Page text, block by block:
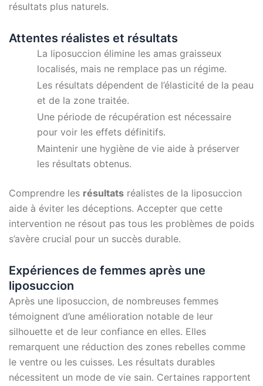
résultats plus naturels.
Attentes réalistes et résultats
La liposuccion élimine les amas graisseux
localisés, mais ne remplace pas un régime.
Les résultats dépendent de l’élasticité de la peau
et de la zone traitée.
Une période de récupération est nécessaire
pour voir les effets définitifs.
Maintenir une hygiène de vie aide à préserver
les résultats obtenus.
Comprendre les résultatsréalistes de la liposuccion
aide à éviter les déceptions. Accepter que cette
intervention ne résout pas tous les problèmes de poids
s’avère crucial pour un succès durable.
Expériences de femmes après une
liposuccion
Après une liposuccion, de nombreuses femmes
témoignent d’une amélioration notable de leur
silhouette et de leur confiance en elles. Elles
remarquent une réduction des zones rebelles comme
le ventre ou les cuisses. Les résultats durables
nécessitent un mode de vie sain. Certaines rapportent